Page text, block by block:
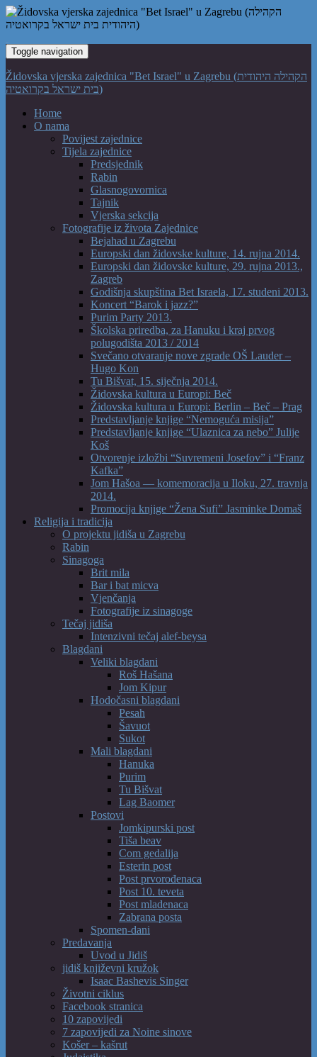
Toggle navigation
Židovska vjerska zajednica "Bet Israel" u Zagrebu (הקהילה היהודית
בית ישראל בקרואטיה)
Home
O nama
Povijest zajednice
Tijela zajednice
Predsjednik
Rabin
Glasnogovornica
Tajnik
Vjerska sekcija
Fotografije iz života Zajednice
Bejahad u Zagrebu
Europski dan židovske kulture, 14. rujna 2014.
Europski dan židovske kulture, 29. rujna 2013.,
Zagreb
Godišnja skupština Bet Israela, 17. studeni 2013.
Koncert “Barok i jazz?”
Purim Party 2013.
Školska priredba, za Hanuku i kraj prvog
polugodišta 2013 / 2014
Svečano otvaranje nove zgrade OŠ Lauder –
Hugo Kon
Tu Bišvat, 15. siječnja 2014.
Židovska kultura u Europi: Beč
Židovska kultura u Europi: Berlin – Beč – Prag
Predstavljanje knjige “Nemoguća misija”
Predstavljanje knjige “Ulaznica za nebo” Julije
Koš
Otvorenje izložbi “Suvremeni Josefov” i “Franz
Kafka”
Jom Hašoa — komemoracija u Iloku, 27. travnja
2014.
Promocija knjige “Žena Sufi” Jasminke Domaš
Religija i tradicija
O projektu jidiša u Zagrebu
Rabin
Sinagoga
Brit mila
Bar i bat micva
Vjenčanja
Fotografije iz sinagoge
Tečaj jidiša
Intenzivni tečaj alef-beysa
Blagdani
Veliki blagdani
Roš Hašana
Jom Kipur
Hodočasni blagdani
Pesah
Šavuot
Sukot
Mali blagdani
Hanuka
Purim
Tu Bišvat
Lag Baomer
Postovi
Jomkipurski post
Tiša beav
Com gedalija
Esterin post
Post prvorođenaca
Post 10. teveta
Post mladenaca
Zabrana posta
Spomen-dani
Predavanja
Uvod u Jidiš
jidiš književni kružok
Isaac Bashevis Singer
Životni ciklus
Facebook stranica
10 zapovijedi
7 zapovijedi za Noine sinove
Košer – kašrut